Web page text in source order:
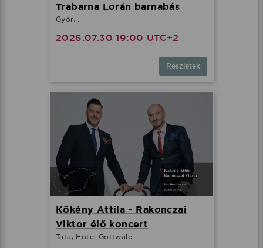
Trabarna Lorán barnabás
Győr, .
2026.07.30 19:00 UTC+2
Részletek
Kökény Attila - Rakonczai
Viktor élő koncert
Tata, Hotel Gottwald